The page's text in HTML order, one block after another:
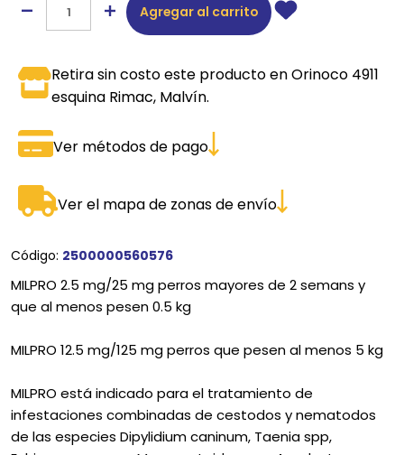
Agregar al carrito
Retira sin costo este producto en Orinoco 4911
esquina Rimac, Malvín.
Ver métodos de pago
Ver el mapa de zonas de envío
Código: 2500000560576
MILPRO 2.5 mg/25 mg perros mayores de 2 semans y
que al menos pesen 0.5 kg
MILPRO 12.5 mg/125 mg perros que pesen al menos 5 kg
MILPRO está indicado para el tratamiento de
infestaciones combinadas de cestodos y nematodos
de las especies Dipylidium caninum, Taenia spp,